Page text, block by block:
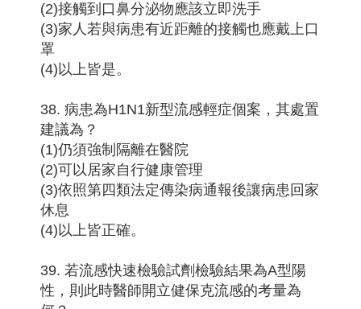
(2)接觸到口鼻分泌物應該立即洗手
(3)家人若與病患有近距離的接觸也應戴上口
罩
(4)以上皆是。
38. 病患為H1N1新型流感輕症個案，其處置
建議為？
(1)仍須強制隔離在醫院
(2)可以居家自行健康管理
(3)依照第四類法定傳染病通報後讓病患回家
休息
(4)以上皆正確。
39. 若流感快速檢驗試劑檢驗結果為A型陽
性，則此時醫師開立健保克流感的考量為